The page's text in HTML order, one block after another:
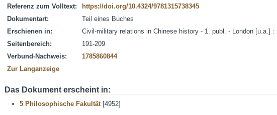
Referenz zum Volltext:
https://doi.org/10.4324/9781315738345
Dokumentart:
Teil eines Buches
Erschienen in:
Civil-military relations in Chinese history - 1. publ. - London [u.a.] :
Seitenbereich:
191-209
Verbund-Nachweis:
1785860844
Zur Langanzeige
Das Dokument erscheint in:
5 Philosophische Fakultät[4952]